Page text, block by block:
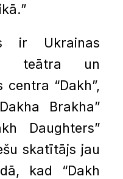
ir Ukrainas
teātra un
“Dakh”,
Brakha”
Daughters”
skatītājs jau
kad “Dakh